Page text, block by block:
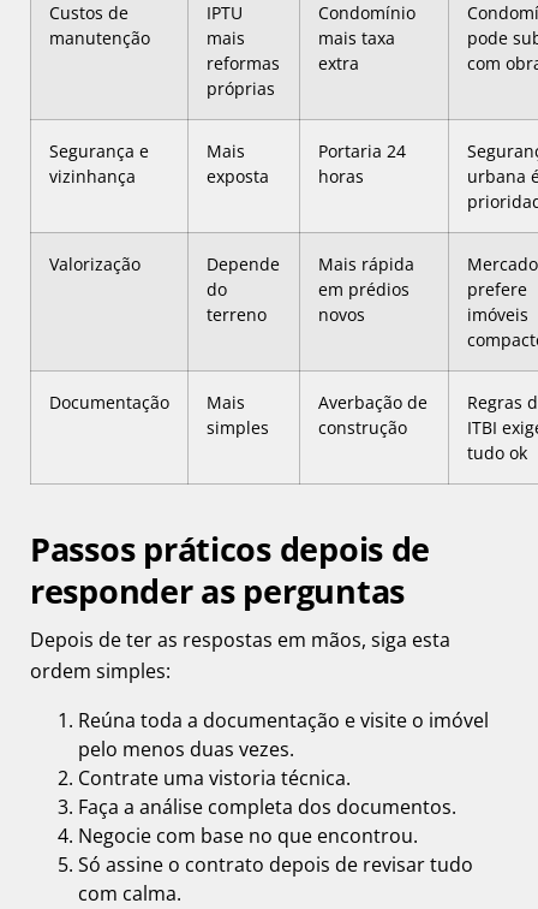
Custos de
manutenção
IPTU
mais
reformas
próprias
Condomínio
mais taxa
extra
pode
com
Segurança e
vizinhança
Mais
exposta
Portaria 24
horas
urbana
Valorização
Depende
do
terreno
Mais rápida
em prédios
novos
Mercado
prefere
imóveis
Documentação
Mais
simples
Averbação de
construção
Regras
ITBI
tudo ok
Passos práticos depois de
responder as perguntas
Depois de ter as respostas em mãos, siga esta
ordem simples:
Reúna toda a documentação e visite o imóvel
pelo menos duas vezes.
Contrate uma vistoria técnica.
Faça a análise completa dos documentos.
Negocie com base no que encontrou.
Só assine o contrato depois de revisar tudo
com calma.